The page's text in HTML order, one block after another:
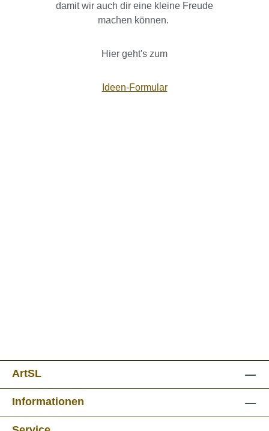
damit wir auch dir eine kleine Freude
machen können.
Hier geht's zum
Ideen-Formular
ArtSL
Informationen